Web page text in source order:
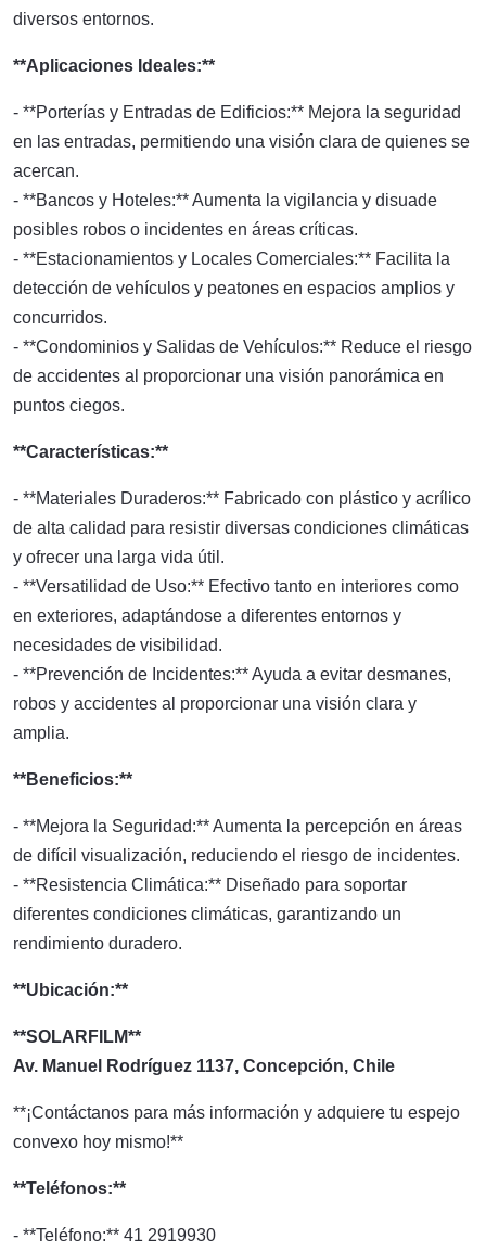
diversos entornos.
**Aplicaciones Ideales:**
- **Porterías y Entradas de Edificios:** Mejora la seguridad
en las entradas, permitiendo una visión clara de quienes se
acercan.
- **Bancos y Hoteles:** Aumenta la vigilancia y disuade
posibles robos o incidentes en áreas críticas.
- **Estacionamientos y Locales Comerciales:** Facilita la
detección de vehículos y peatones en espacios amplios y
concurridos.
- **Condominios y Salidas de Vehículos:** Reduce el riesgo
de accidentes al proporcionar una visión panorámica en
puntos ciegos.
**Características:**
- **Materiales Duraderos:** Fabricado con plástico y acrílico
de alta calidad para resistir diversas condiciones climáticas
y ofrecer una larga vida útil.
- **Versatilidad de Uso:** Efectivo tanto en interiores como
en exteriores, adaptándose a diferentes entornos y
necesidades de visibilidad.
- **Prevención de Incidentes:** Ayuda a evitar desmanes,
robos y accidentes al proporcionar una visión clara y
amplia.
**Beneficios:**
- **Mejora la Seguridad:** Aumenta la percepción en áreas
de difícil visualización, reduciendo el riesgo de incidentes.
- **Resistencia Climática:** Diseñado para soportar
diferentes condiciones climáticas, garantizando un
rendimiento duradero.
**Ubicación:**
**SOLARFILM**
Av. Manuel Rodríguez 1137, Concepción, Chile
**¡Contáctanos para más información y adquiere tu espejo
convexo hoy mismo!**
**Teléfonos:**
- **Teléfono:** 41 2919930